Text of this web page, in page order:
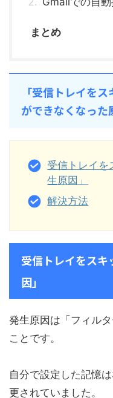
まとめ
「受信トレイを
ができなくなった
受信トレイを
生原因」
解決方法
受信トレイをス
因」
発生原因は「フィル
ことです。
自分で設定した記憶
更されていました。